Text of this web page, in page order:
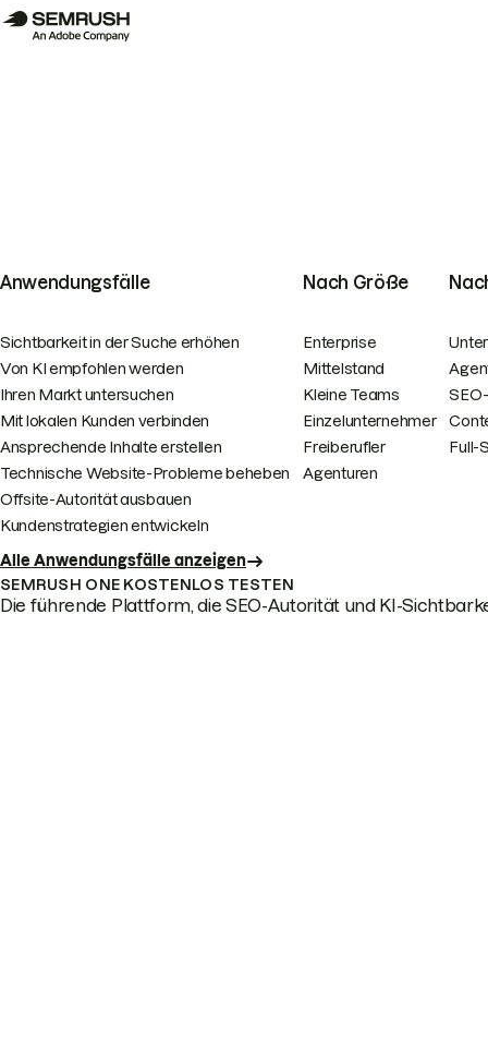
Anwendungsfälle
Sichtbarkeit in der Suche erhöhen
Von KI empfohlen werden
Ihren Markt untersuchen
Mit lokalen Kunden verbinden
Ansprechende Inhalte erstellen
Technische Website-Probleme beheben
Offsite-Autorität ausbauen
Kundenstrategien entwickeln
Alle Anwendungsfälle anzeigen
Nach Größe
Enterprise
Mittelstand
Kleine Teams
Einzelunternehmer
Freiberufler
Agenturen
Full-
SEMRUSH ONE KOSTENLOS TESTEN
Die führende Plattform, die SEO-Autorität und KI-